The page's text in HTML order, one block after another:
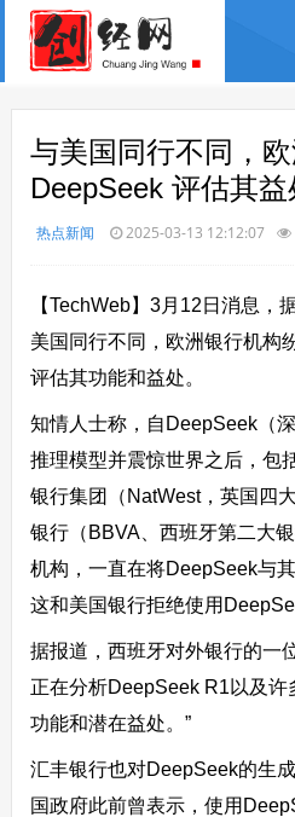
与美国同行不同，
DeepSeek 评估其益
热点新闻 2025-03-13 12:12:07
【TechWeb】3月12日消息，
美国同行不同，欧洲银行机构
评估其功能和益处。
知情人士称，自DeepSeek（
推理模型并震惊世界之后，包
银行集团（NatWest，英国四
银行（BBVA、西班牙第二大
机构，一直在将DeepSeek与
这和美国银行拒绝使用
据报道，西班牙对外银行的一
正在分析DeepSeek R1以及
功能和潜在益处。”
汇丰银行也对DeepSeek的生
国政府此前曾表示，使用